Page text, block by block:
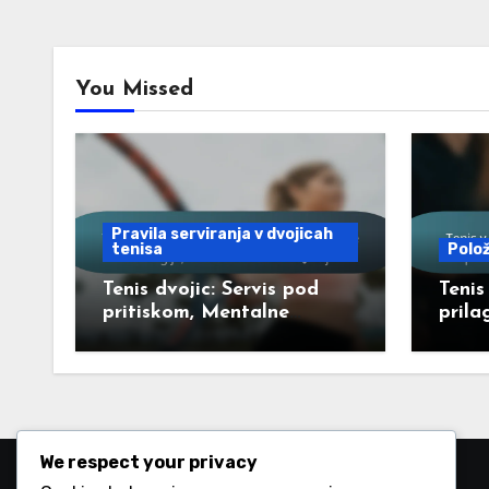
You Missed
Pravila serviranja v dvojicah
tenisa
Tenis dvojic: Servis pod
pritiskom, Mentalne
strategije, Tehnike
We respect your privacy